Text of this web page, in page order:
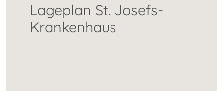
Lageplan St. Josefs-
Krankenhaus